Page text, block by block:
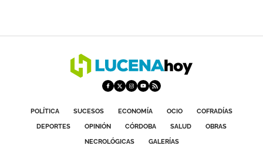
POLÍTICA SUCESOS ECONOMÍA OCIO
COFRADÍAS
DEPORTES
OPINIÓN CÓRDOBA SALUD
OBRAS
NECROLÓGICAS
GALERÍAS